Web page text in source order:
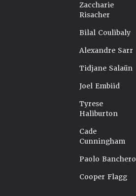
Zaccharie
Risacher
Bilal Coulibaly
Alexandre Sarr
Tidjane Salaün
Joel Embiid
Tyrese
Haliburton
Cade
Cunningham
Paolo Banchero
Cooper Flagg